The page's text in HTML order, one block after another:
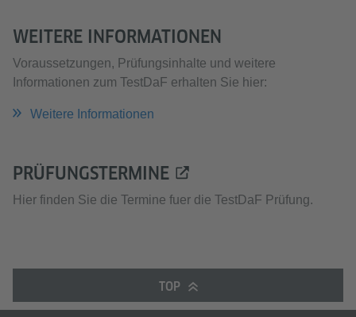
WEITERE INFORMATIONEN
Voraussetzungen, Prüfungsinhalte und weitere
Informationen zum TestDaF erhalten Sie hier:
Weitere Informationen
PRÜFUNGSTERMINE
Hier finden Sie die Termine fuer die TestDaF Prüfung.
TOP